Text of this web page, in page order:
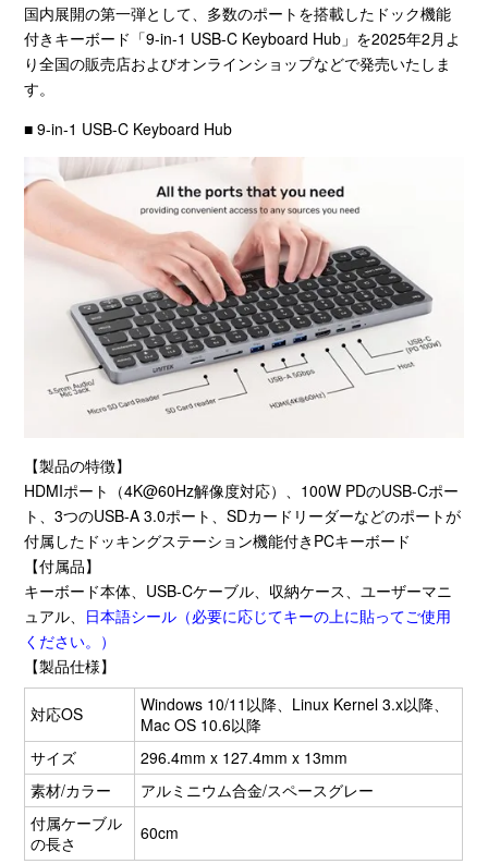
国内展開の第一弾として、多数のポートを搭載したドック機能
付きキーボード「9-in-1 USB-C Keyboard Hub」を2025年2 月よ
り全国の販売店およびオンラインショップなどで発売いたしま
す。
■ 9-in-1 USB-C Keyboard Hub
【製品の特徴】
HDMIポート（4K@60Hz解像度対応）、 100W PDのUSB-Cポー
ト、3つのUSB-A 3.0ポート、SDカードリーダーなどのポートが
付属したドッキングステーション機能付き PCキーボード
【付属品】
キーボード本体、 USB-Cケーブル、収納ケース、ユーザーマニ
ュアル、 日本語シール（必要に応じてキーの上に貼ってご使用
ください。）
【製品仕様】
対応OS Windows 10/11以降、 Linux Kernel 3.x以降、
Mac OS 10.6以降
サイズ
296.4mm x 127.4mm x 13mm
素材/カラー アルミニウム合金/スペースグレー
付属ケーブル
の長さ
60cm